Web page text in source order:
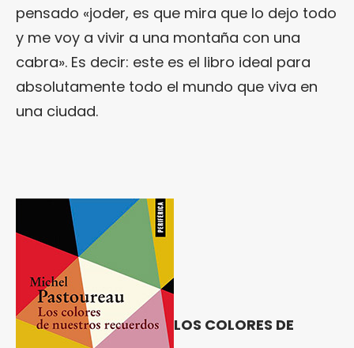
pensado «joder, es que mira que lo dejo todo
y me voy a vivir a una montaña con una
cabra». Es decir: este es el libro ideal para
absolutamente todo el mundo que viva en
una ciudad.
LOS COLORES DE